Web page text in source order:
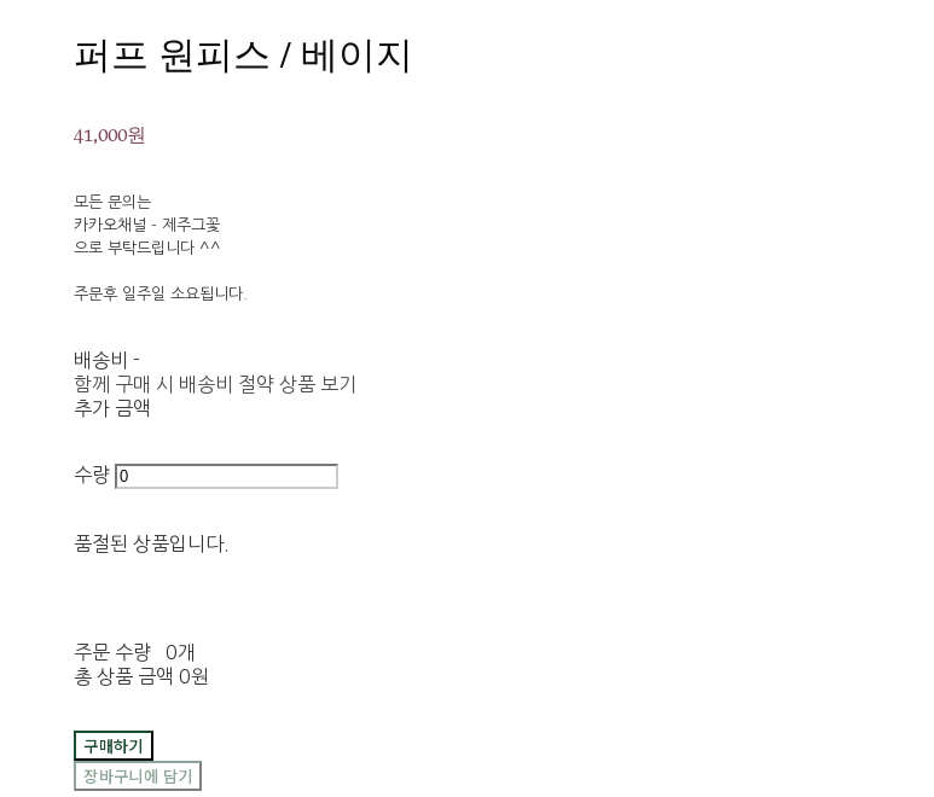
퍼프 원피스 / 베이지
41,000원
모든 문의는
카카오채널 - 제주그꽃
으로 부탁드립니다 ^^
주문후 일주일 소요됩니다.
배송비 -
함께 구매 시 배송비 절약 상품 보기
추가 금액
수량
품절된 상품입니다.
주문 수량
0개
총 상품 금액 0원
구매하기
장바구니에 담기